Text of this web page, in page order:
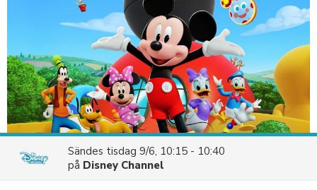
Sändes tisdag 9/6, 10:15 - 10:40
på Disney Channel